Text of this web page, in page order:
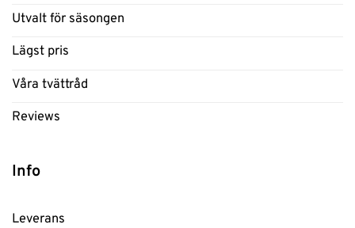
Utvalt för säsongen
Lägst pris
Våra tvättråd
Reviews
Info
Leverans